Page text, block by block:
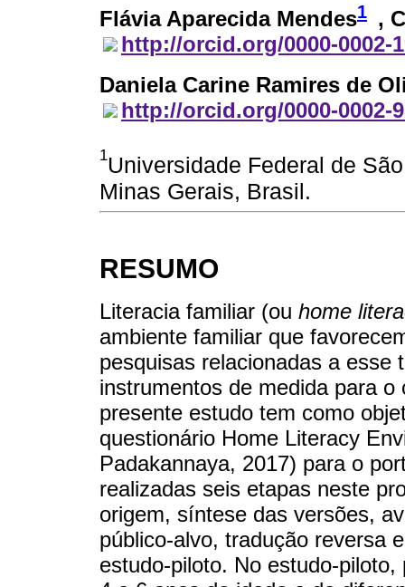
Flávia Aparecida Mendes1 ,
http://orcid.org/0000-0002-
Daniela Carine Ramires de
http://orcid.org/0000-0002-
1Universidade Federal de
Minas Gerais, Brasil.
RESUMO
Literacia familiar (ou home
ambiente familiar que
pesquisas relacionadas a esse
instrumentos de medida para
presente estudo tem como
questionário Home Literacy
Padakannaya, 2017) para o
realizadas seis etapas neste
origem, síntese das versões,
público-alvo, tradução reversa
estudo-piloto. No estudo-